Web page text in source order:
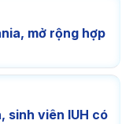
mở rộng hợp
sinh viên IUH có